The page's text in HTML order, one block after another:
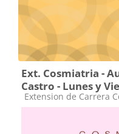
Ext. Cosmiatria -
Castro - Lunes y
Categoría de cursos
Extension de Carrera